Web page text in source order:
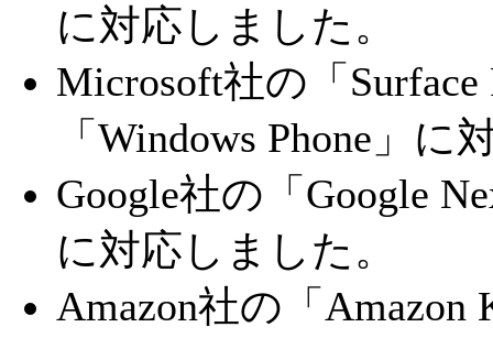
に対応しました。
Microsoft社の「Surface
「Windows Phone」
Google社の「Google
に対応しました。
Amazon社の「